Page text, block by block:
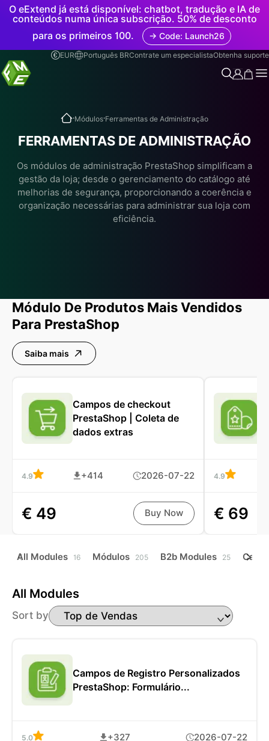
O eExtend já está disponível: chatbot, tradução e IA de
conteúdos numa única subscrição. 50% de desconto
para os primeiros 100.
→ Code: Launch26
EUR Português BRContrate um especialistaObtenha suporte
.Módulos.Ferramentas de Administração
FERRAMENTAS DE ADMINISTRAÇÃO
Os módulos de administração PrestaShop simplificam a
gestão da loja; desde o gerenciamento do catálogo até
melhorias de segurança, proporcionando a coerência e
organização necessárias para administrar sua loja com
eficiência.
Módulo De Produtos Mais Vendidos
Para PrestaShop
Saiba mais
Campos de checkout
PrestaShop | Coleta de
dados extras
4.9 +414 2026-07-22
€ 49 Buy Now
4.9
€ 69
All Modules 16 Módulos 205 B2b Modules 25 Caixa
All Modules
Sort by
Campos de Registro Personalizados
PrestaShop: Formulário...
5.0 +327 2026-07-22